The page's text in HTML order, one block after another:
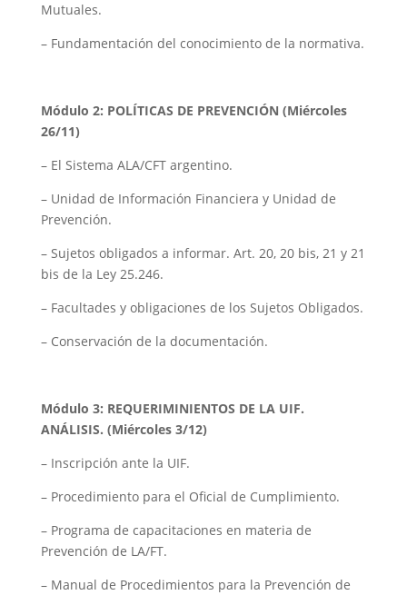
Mutuales.
– Fundamentación del conocimiento de la normativa.
Módulo 2: POLÍTICAS DE PREVENCIÓN (Miércoles
26/11)
– El Sistema ALA/CFT argentino.
– Unidad de Información Financiera y Unidad de
Prevención.
– Sujetos obligados a informar. Art. 20, 20 bis, 21 y 21
bis de la Ley 25.246.
– Facultades y obligaciones de los Sujetos Obligados.
– Conservación de la documentación.
Módulo 3: REQUERIMINIENTOS DE LA UIF.
ANÁLISIS. (Miércoles 3/12)
– Inscripción ante la UIF.
– Procedimiento para el Oficial de Cumplimiento.
– Programa de capacitaciones en materia de
Prevención de LA/FT.
– Manual de Procedimientos para la Prevención de